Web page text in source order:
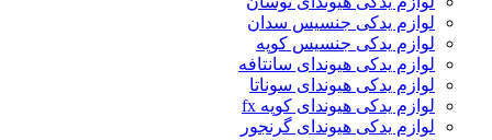
لوازم یدکی جنسیس سدان
لوازم یدکی جنسیس کوپه
لوازم یدکی هیوندای سانتافه
لوازم یدکی هیوندای سوناتا
لوازم یدکی هیوندای کوپه fx
لوازم یدکی هیوندای گرنجور